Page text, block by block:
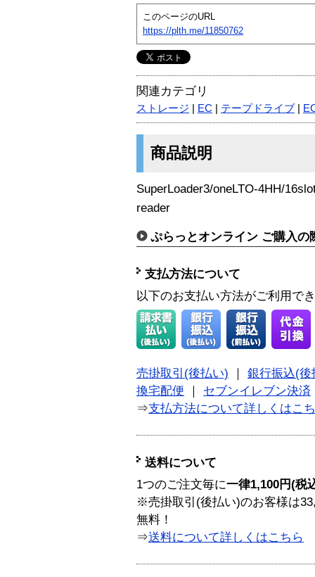
このページのURL
https://plth.me/11850762
関連カテゴリ
ストレージ EC テープドライブ
商品説明
SuperLoader3/oneLTO-4HH/
reader
ぷらっとオンライン ご購入の
支払方法について
以下のお支払い方法がご利用で
売掛取引(後払い)
銀行振込(後
換宅配便
セブンイレブン決済
⇒支払方法について詳しくはこ
送料について
1つのご注文毎に一律1,100円(税
※売掛取引(後払い)のお客様は
無料！
⇒送料について詳しくはこちら